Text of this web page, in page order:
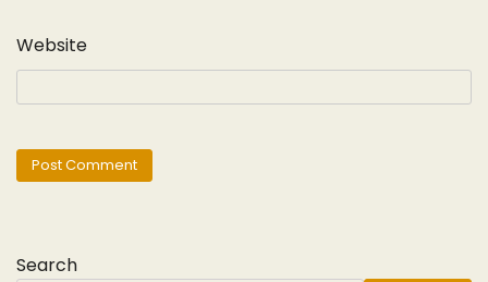
Website
Search